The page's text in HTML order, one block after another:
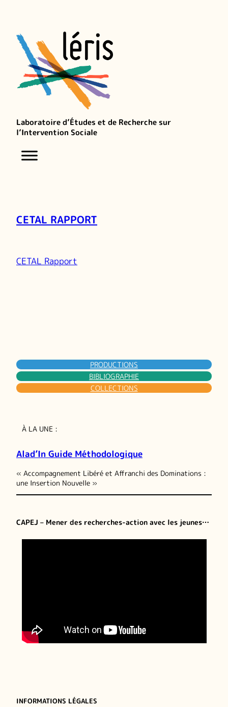
Laboratoire d’Études et de Recherche sur
l’Intervention Sociale
CETAL RAPPORT
CETAL Rapport
PRODUCTIONS
BIBLIOGRAPHIE
COLLECTIONS
À LA UNE :
Alad’In Guide Méthodologique
« Accompagnement Libéré et Affranchi des Dominations :
une Insertion Nouvelle »
CAPEJ – Mener des recherches-action avec les jeunes…
INFORMATIONS LÉGALES